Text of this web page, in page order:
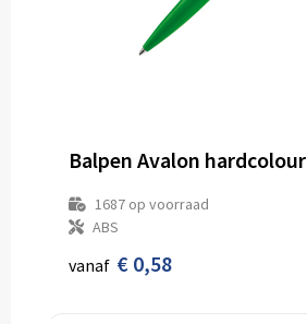
Balpen Avalon hardcolour
1687op voorraad
ABS
vanaf € 0,58